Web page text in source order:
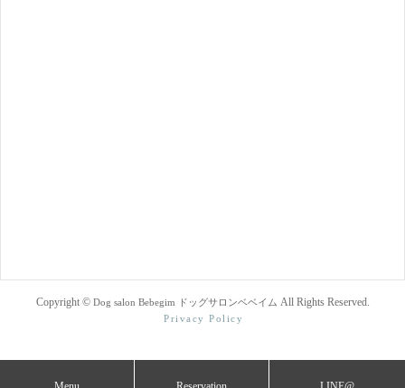
Copyright © Dog salon Bebegim ドッグサロンベベイム All Rights Reserved.
Privacy Policy